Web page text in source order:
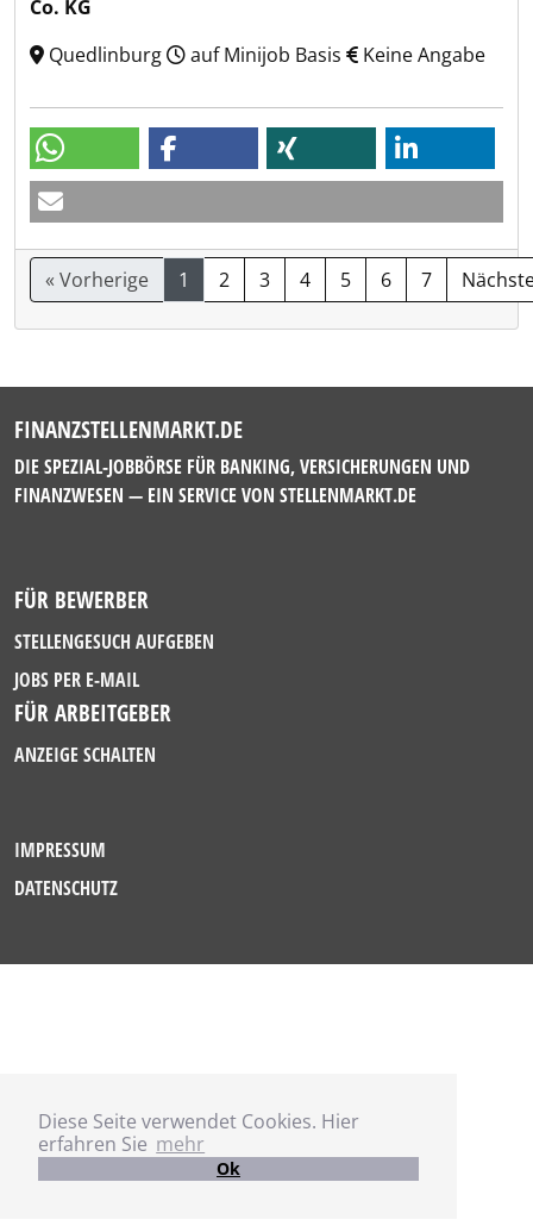
Diese Seite verwendet Cookies. Hier
erfahren Sie mehr
Ok
Co. KG
Quedlinburg
auf Minijob Basis Keine Angabe
« Vorherige 1 2 3 4 5 6 7
FINANZSTELLENMARKT.DE
DIE SPEZIAL-JOBBÖRSE FÜR BANKING, VERSICHERUNGEN UND
FINANZWESEN — EIN SERVICE VON STELLENMARKT.DE
FÜR BEWERBER
STELLENGESUCH AUFGEBEN
JOBS PER E-MAIL
FÜR ARBEITGEBER
ANZEIGE SCHALTEN
IMPRESSUM
DATENSCHUTZ